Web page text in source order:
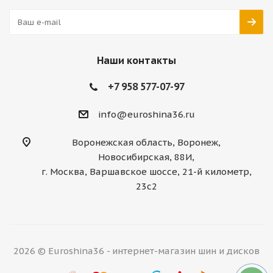
Наши контакты
+7 958 577-07-97
info@euroshina36.ru
Воронежская область, Воронеж,
Новосибирская, 88И,
г. Москва, Варшавское шоссе, 21-й километр,
23с2
2026 © Euroshina36 - интернет-магазин шин и дисков